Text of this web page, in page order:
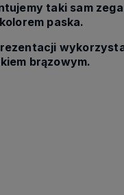
taki sam
paska.
brązowym.